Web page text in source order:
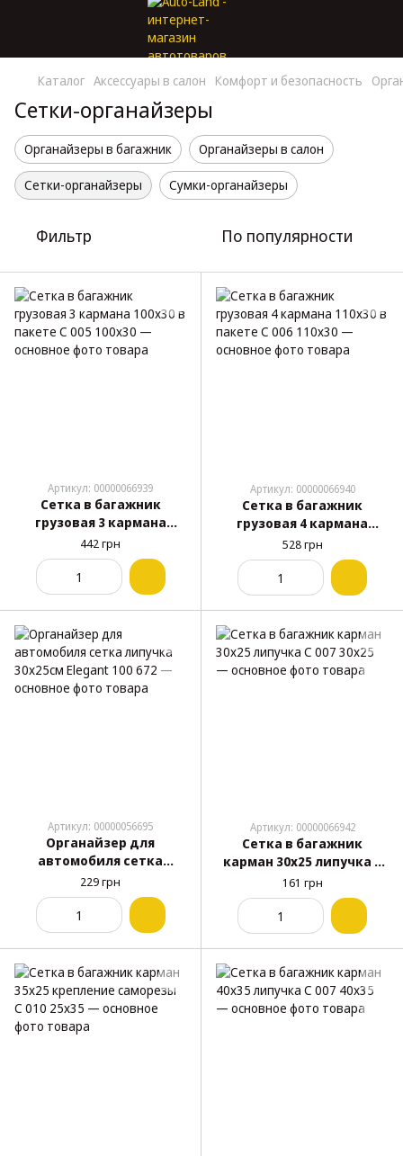
Каталог Аксессуары в салон Комфорт и безопасность
Сетки-органайзеры
Органайзеры в багажник Органайзеры в салон
Сетки-органайзеры Сумки-органайзеры
Фильтр По популярности
Артикул: 00000066939
Сетка в багажник
грузовая 3 кармана
100х30 в пакете С 005
100x30
442 грн
Артикул: 00000066940
Сетка в багажник
грузовая 4 кармана
110х30 в пакете С 006
110x30
528 грн
Артикул: 00000056695
Органайзер для
автомобиля сетка
липучка 30х25см Elegant
100 672
229 грн
Артикул: 00000066942
Сетка в багажник
карман 30х25 липучка С
007 30x25
161 грн